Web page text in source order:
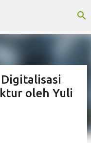
oleh Yuli